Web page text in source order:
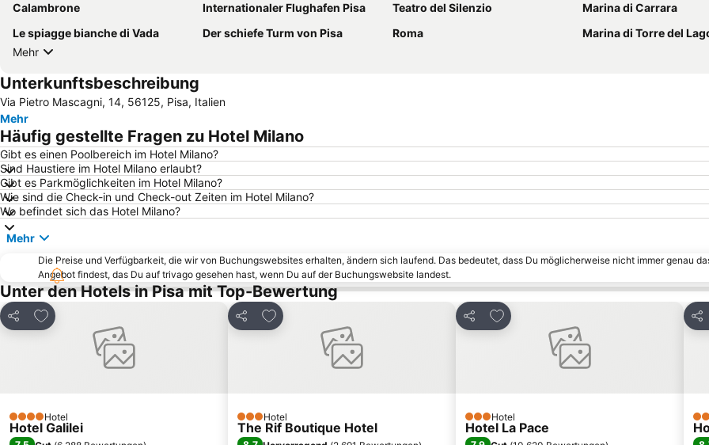
Calambrone
Internationaler Flughafen Pisa Teatro del Silenzio
Marina di Carrara
Le spiagge bianche di Vada
Der schiefe Turm von Pisa Roma
Marina di Torre del
Mehr
Unterkunftsbeschreibung
Via Pietro Mascagni, 14, 56125, Pisa, Italien
Mehr
Häufig gestellte Fragen zu Hotel Milano
Gibt es einen Poolbereich im Hotel Milano?
Sind Haustiere im Hotel Milano erlaubt?
Gibt es Parkmöglichkeiten im Hotel Milano?
Wie sind die Check-in und Check-out Zeiten im Hotel Milano?
Wo befindet sich das Hotel Milano?
Mehr
Die Preise und Verfügbarkeit, die wir von Buchungswebsites erhalten, ändern sich laufend. Das bedeutet, dass Du möglicherweise nicht immer genau
Angebot findest, das Du auf trivago gesehen hast, wenn Du auf der Buchungswebsite landest.
Unter den Hotels in Pisa mit Top-Bewertung
Teilen
Zu Favoriten hinzufügen
4 SterneHotel
Hotel Galilei
Teilen
Zu Favoriten hinzufügen
3 Sterne
Hotel
The Rif Boutique Hotel
Teilen
Zu Favoriten hinzufügen
3 Sterne
Hotel
Hotel La Pace 3